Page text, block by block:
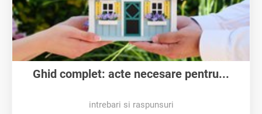
Ghid complet: acte necesare pentru...
intrebari si raspunsuri